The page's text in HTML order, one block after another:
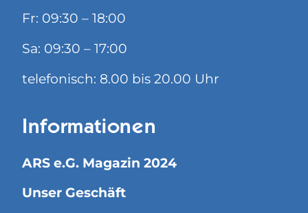
Fr: 09:30 – 18:00
Sa: 09:30 – 17:00
telefonisch: 8.00 bis 20.00 Uhr
Informationen
ARS e.G. Magazin 2024
Unser Geschäft